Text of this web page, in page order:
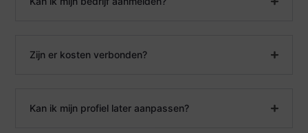
Zijn er kosten verbonden?
Kan ik mijn profiel later aanpassen?